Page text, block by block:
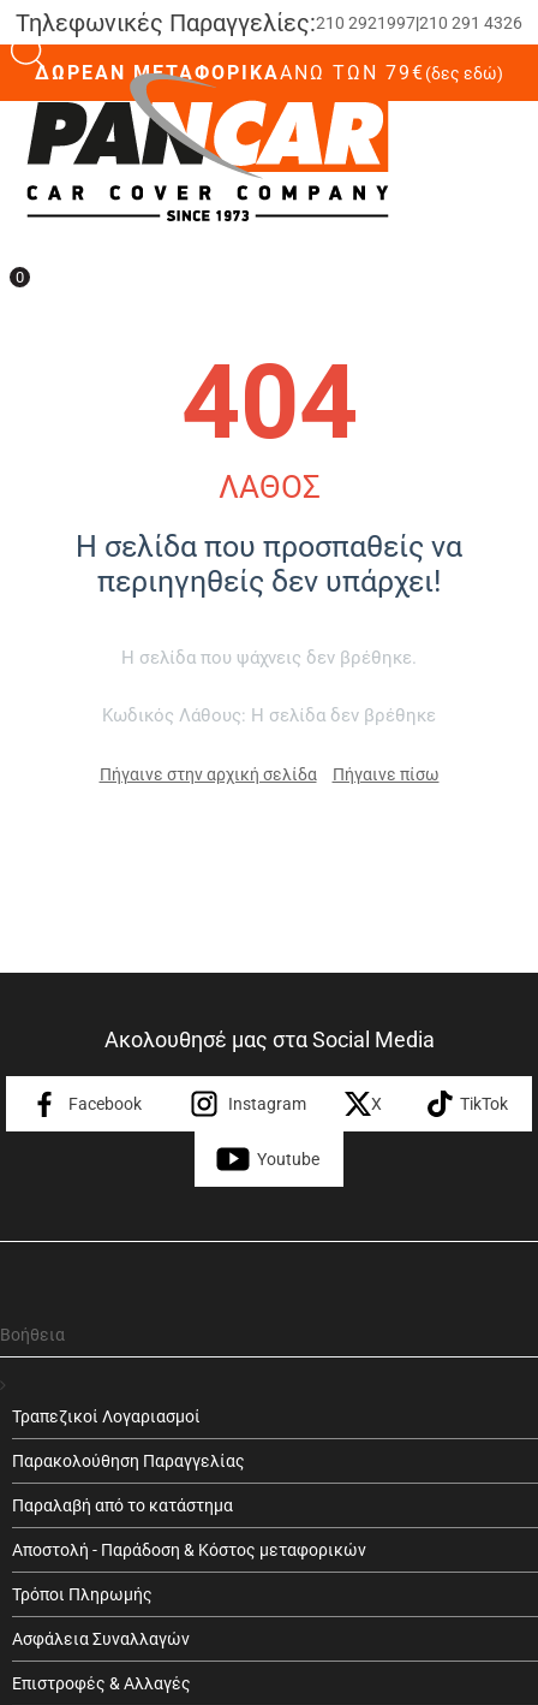
Τηλεφωνικές Παραγγελίες:210 2921997|210 291 4326
ΔΩΡΕΑΝ ΜΕΤΑΦΟΡΙΚΑΆΝΩ ΤΩΝ 79€(δες εδώ)
0
404
ΛΑΘΟΣ
Η σελίδα που προσπαθείς να
περιηγηθείς δεν υπάρχει!
Η σελίδα που ψάχνεις δεν βρέθηκε.
Κωδικός Λάθους: Η σελίδα δεν βρέθηκε
Πήγαινε στην αρχική σελίδα Πήγαινε πίσω
Ακολουθησέ μας στα Social Media
Facebook Instagram X TikTok
Youtube
Βοήθεια
Τραπεζικοί Λογαριασμοί
Παρακολούθηση Παραγγελίας
Παραλαβή από το κατάστημα
Αποστολή - Παράδοση & Κόστος μεταφορικών
Τρόποι Πληρωμής
Ασφάλεια Συναλλαγών
Επιστροφές & Αλλαγές